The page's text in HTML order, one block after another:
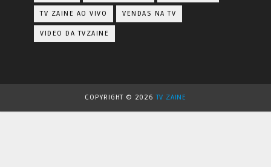
TV ZAINE AO VIVO VENDAS NA TV
VIDEO DA TVZAINE
COPYRIGHT © 2026TV ZAINE